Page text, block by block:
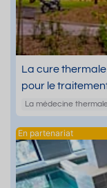
La cure
pour le
La médecine